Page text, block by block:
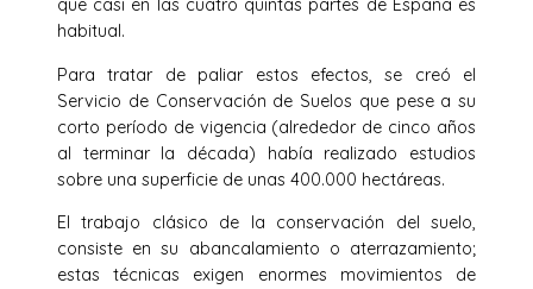
que casi en las cuatro quintas partes de España es
habitual.
Para tratar de paliar estos efectos, se creó el
Servicio de Conservación de Suelos que pese a su
corto período de vigencia (alrededor de cinco años
al terminar la década) había realizado estudios
sobre una superficie de unas 400.000 hectáreas.
El trabajo clásico de la conservación del suelo,
consiste en su abancalamiento o aterrazamiento;
estas técnicas exigen enormes movimientos de